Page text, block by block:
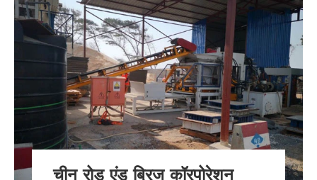
चीन रोड एंड ब्रिज कॉरपोरेशन